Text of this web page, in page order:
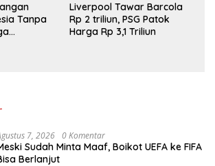
Tanpa
Liverpool Tawar Barcola
Rp 2 triliun, PSG Patok
Harga Rp 3,1 Triliun
7, 2026 0 Komentar
Sudah Minta Maaf, Boikot UEFA ke FIFA
Berlanjut